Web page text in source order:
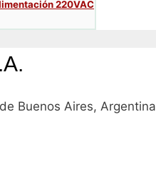
220VAC
Buenos Aires, Argentina